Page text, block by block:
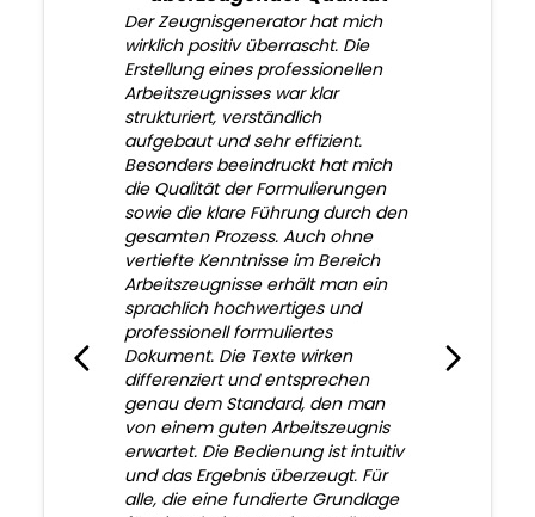
Der Zeugnisgenerator hat mich
wirklich positiv überrascht. Die
Erstellung eines professionellen
Arbeitszeugnisses war klar
strukturiert, verständlich
aufgebaut und sehr effizient.
Besonders beeindruckt hat mich
die Qualität der Formulierungen
sowie die klare Führung durch den
gesamten Prozess. Auch ohne
vertiefte Kenntnisse im Bereich
Arbeitszeugnisse erhält man ein
sprachlich hochwertiges und
professionell formuliertes
Dokument. Die Texte wirken
differenziert und entsprechen
genau dem Standard, den man
von einem guten Arbeitszeugnis
erwartet. Die Bedienung ist intuitiv
und das Ergebnis überzeugt. Für
alle, die eine fundierte Grundlage